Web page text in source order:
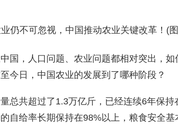
国，人口问题、农业问题都相对突出，如
今日，中国农业的发展到了哪种阶段？
总共超过了1.3万亿斤，已经连续6年保持
自给率长期保持在98%以上，粮食安全基